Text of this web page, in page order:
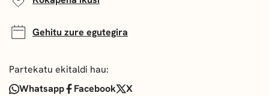
Gehitu zure egutegira
Partekatu ekitaldi hau:
Whatsapp
Facebook X